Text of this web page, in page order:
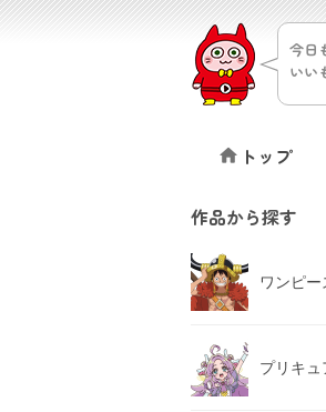
今日
いい
トップ
作品から探す
ワンピー
プリキ